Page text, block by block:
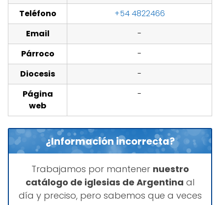
Teléfono
+54 4822466
Email
-
Párroco
-
Diocesis
-
Página
web
-
¿Información incorrecta?
Trabajamos por mantener nuestro
catálogo de iglesias de Argentina al
día y preciso, pero sabemos que a veces